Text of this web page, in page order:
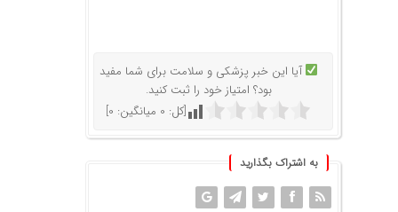
آیا این خبر پزشکی و سلامت برای شما مفید
بود؟ امتیاز خود را ثبت کنید.
[کل: 0 میانگین: 0
]
به اشتراک بگذارید